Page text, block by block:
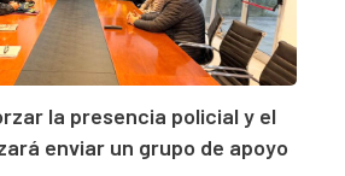
la presencia policial y el
enviar un grupo de apoyo